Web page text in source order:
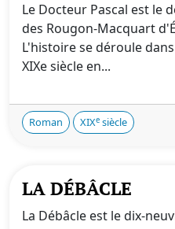
Le Docteur Pascal est le
des Rougon-Macquart
L'histoire se déroule
XIXe siècle en...
Roman XIXe siècle
LA DÉBÂCLE
La Débâcle est le dix-